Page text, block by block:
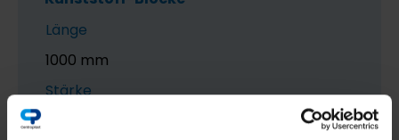
Länge
1000 mm
Stärke